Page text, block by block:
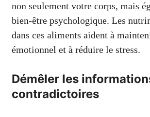
non seulement votre corps, mais
bien-être psychologique. Les
dans ces aliments aident à
émotionnel et à réduire le stress.
Démêler les
contradictoires